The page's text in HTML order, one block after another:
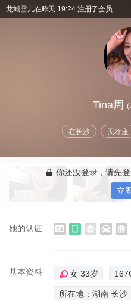
Tina周
在长沙 天秤座
你还没登录，请先
立
她的认证
基本资料 女 33岁
所在地：湖南 长沙
龙城雪儿在昨天 19:24 注册了会员